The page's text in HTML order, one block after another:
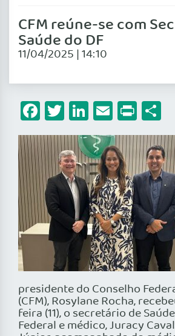
CFM reúne-se com
Saúde do DF
11/04/2025 | 14:10
Facebook
Twitter
LinkedIn
Email
Print
presidente do Conselho
(CFM), Rosylane Rocha,
feira (11), o secretário de
Federal e médico, Juracy